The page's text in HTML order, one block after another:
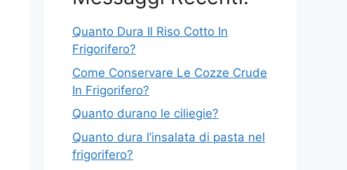
Quanto Dura Il Riso Cotto In
Frigorifero?
Come Conservare Le Cozze Crude
In Frigorifero?
Quanto durano le ciliegie?
Quanto dura l’insalata di pasta nel
frigorifero?